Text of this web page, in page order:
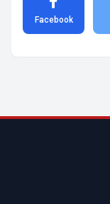
Facebook